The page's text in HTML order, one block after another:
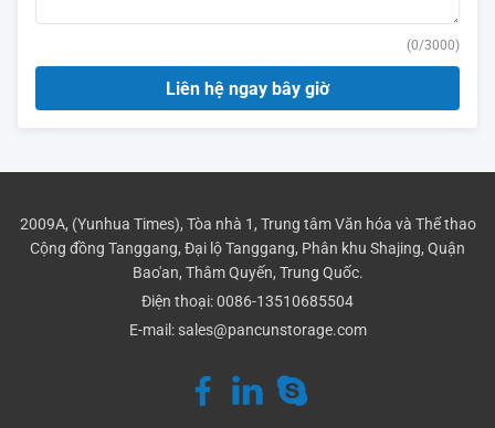
(0/3000)
Liên hệ ngay bây giờ
2009A, (Yunhua Times), Tòa nhà 1, Trung tâm Văn hóa và Thể thao
Cộng đồng Tanggang, Đại lộ Tanggang, Phân khu Shajing, Quận
Bao'an, Thâm Quyến, Trung Quốc.
Điện thoại:0086-13510685504
E-mail: sales@pancunstorage.com